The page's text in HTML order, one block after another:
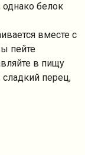
белок
вместе с
пейте
в пищу
перец,